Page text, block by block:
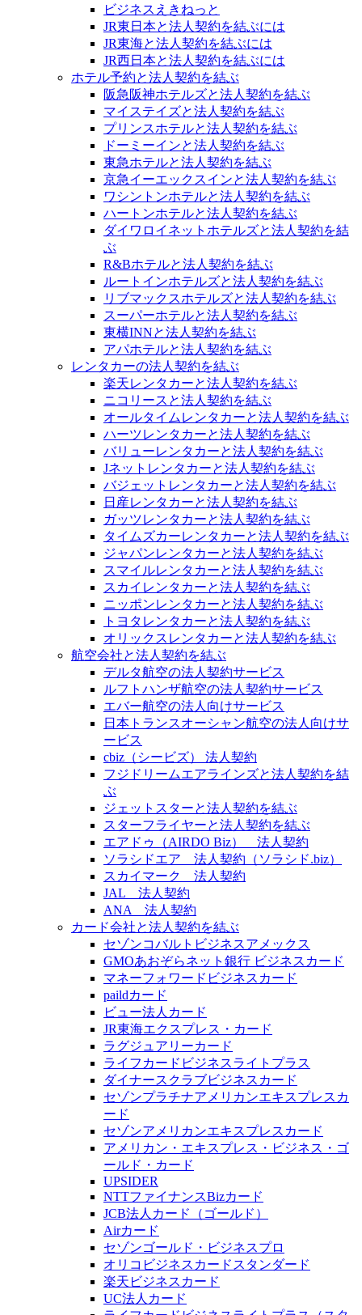
ビジネスえきねっと
JR東日本と法人契約を結ぶには
JR東海と法人契約を結ぶには
JR西日本と法人契約を結ぶには
ホテル予約と法人契約を結ぶ
阪急阪神ホテルズと法人契約を結ぶ
マイステイズと法人契約を結ぶ
プリンスホテルと法人契約を結ぶ
ドーミーインと法人契約を結ぶ
東急ホテルと法人契約を結ぶ
京急イーエックスインと法人契約を結ぶ
ワシントンホテルと法人契約を結ぶ
ハートンホテルと法人契約を結ぶ
ダイワロイネットホテルズと法人契約を結
ぶ
R&Bホテルと法人契約を結ぶ
ルートインホテルズと法人契約を結ぶ
リブマックスホテルズと法人契約を結ぶ
スーパーホテルと法人契約を結ぶ
東横INNと法人契約を結ぶ
アパホテルと法人契約を結ぶ
レンタカーの法人契約を結ぶ
楽天レンタカーと法人契約を結ぶ
ニコリースと法人契約を結ぶ
オールタイムレンタカーと法人契約を結ぶ
ハーツレンタカーと法人契約を結ぶ
バリューレンタカーと法人契約を結ぶ
Jネットレンタカーと法人契約を結ぶ
バジェットレンタカーと法人契約を結ぶ
日産レンタカーと法人契約を結ぶ
ガッツレンタカーと法人契約を結ぶ
タイムズカーレンタカーと法人契約を結ぶ
ジャパンレンタカーと法人契約を結ぶ
スマイルレンタカーと法人契約を結ぶ
スカイレンタカーと法人契約を結ぶ
ニッポンレンタカーと法人契約を結ぶ
トヨタレンタカーと法人契約を結ぶ
オリックスレンタカーと法人契約を結ぶ
航空会社と法人契約を結ぶ
デルタ航空の法人契約サービス
ルフトハンザ航空の法人契約サービス
エバー航空の法人向けサービス
日本トランスオーシャン航空の法人向けサ
ービス
cbiz（シービズ） 法人契約
フジドリームエアラインズと法人契約を結
ぶ
ジェットスターと法人契約を結ぶ
スターフライヤーと法人契約を結ぶ
エアドゥ（AIRDO Biz） 法人契約
ソラシドエア 法人契約（ソラシド.biz）
スカイマーク 法人契約
JAL 法人契約
ANA 法人契約
カード会社と法人契約を結ぶ
セゾンコバルトビジネスアメックス
GMOあおぞらネット銀行 ビジネスカード
マネーフォワードビジネスカード
paildカード
ビュー法人カード
JR東海エクスプレス・カード
ラグジュアリーカード
ライフカードビジネスライトプラス
ダイナースクラブビジネスカード
セゾンプラチナアメリカンエキスプレスカ
ード
セゾンアメリカンエキスプレスカード
アメリカン・エキスプレス・ビジネス・ゴ
ールド・カード
UPSIDER
NTTファイナンスBizカード
JCB法人カード（ゴールド）
Airカード
セゾンゴールド・ビジネスプロ
オリコビジネスカードスタンダード
楽天ビジネスカード
UC法人カード